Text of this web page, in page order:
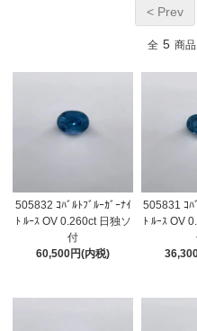
< Prev
全 5 商品
505832 ｺﾊﾞﾙﾄﾌﾞﾙｰｶﾞｰﾅｲ
ﾄ ﾙｰｽ OV 0.260ct 日独ソ
付
60,500円(内税)
505831 ｺﾊ
ﾄ ﾙｰｽ OV